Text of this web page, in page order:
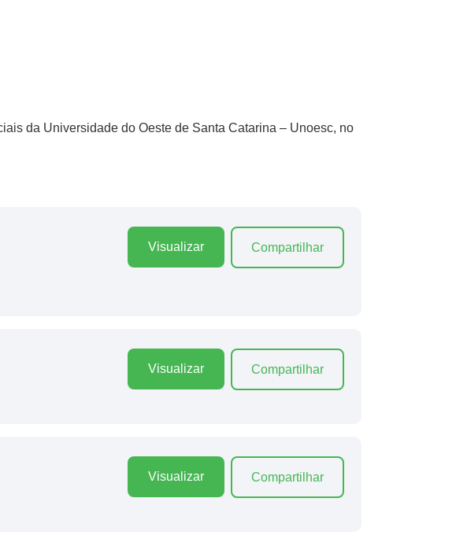
da Universidade do Oeste de Santa Catarina – Unoesc, no
Visualizar Compartilhar
Visualizar Compartilhar
Visualizar Compartilhar